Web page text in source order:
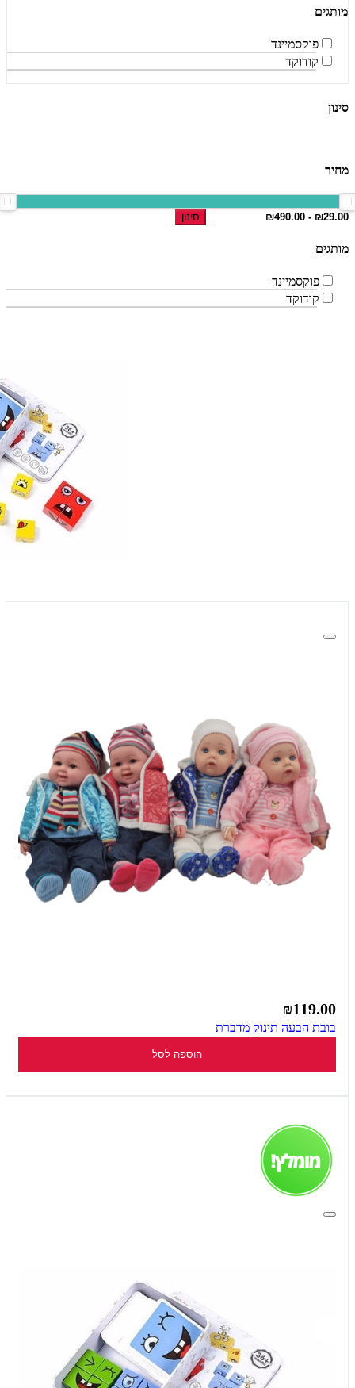
מותגים
פוקסמיינד
קודוקד
סינון
מחיר
סינון
מותגים
פוקסמיינד
קודוקד
₪119.00
בובת הבעה תינוק מדברת
הוספה לסל